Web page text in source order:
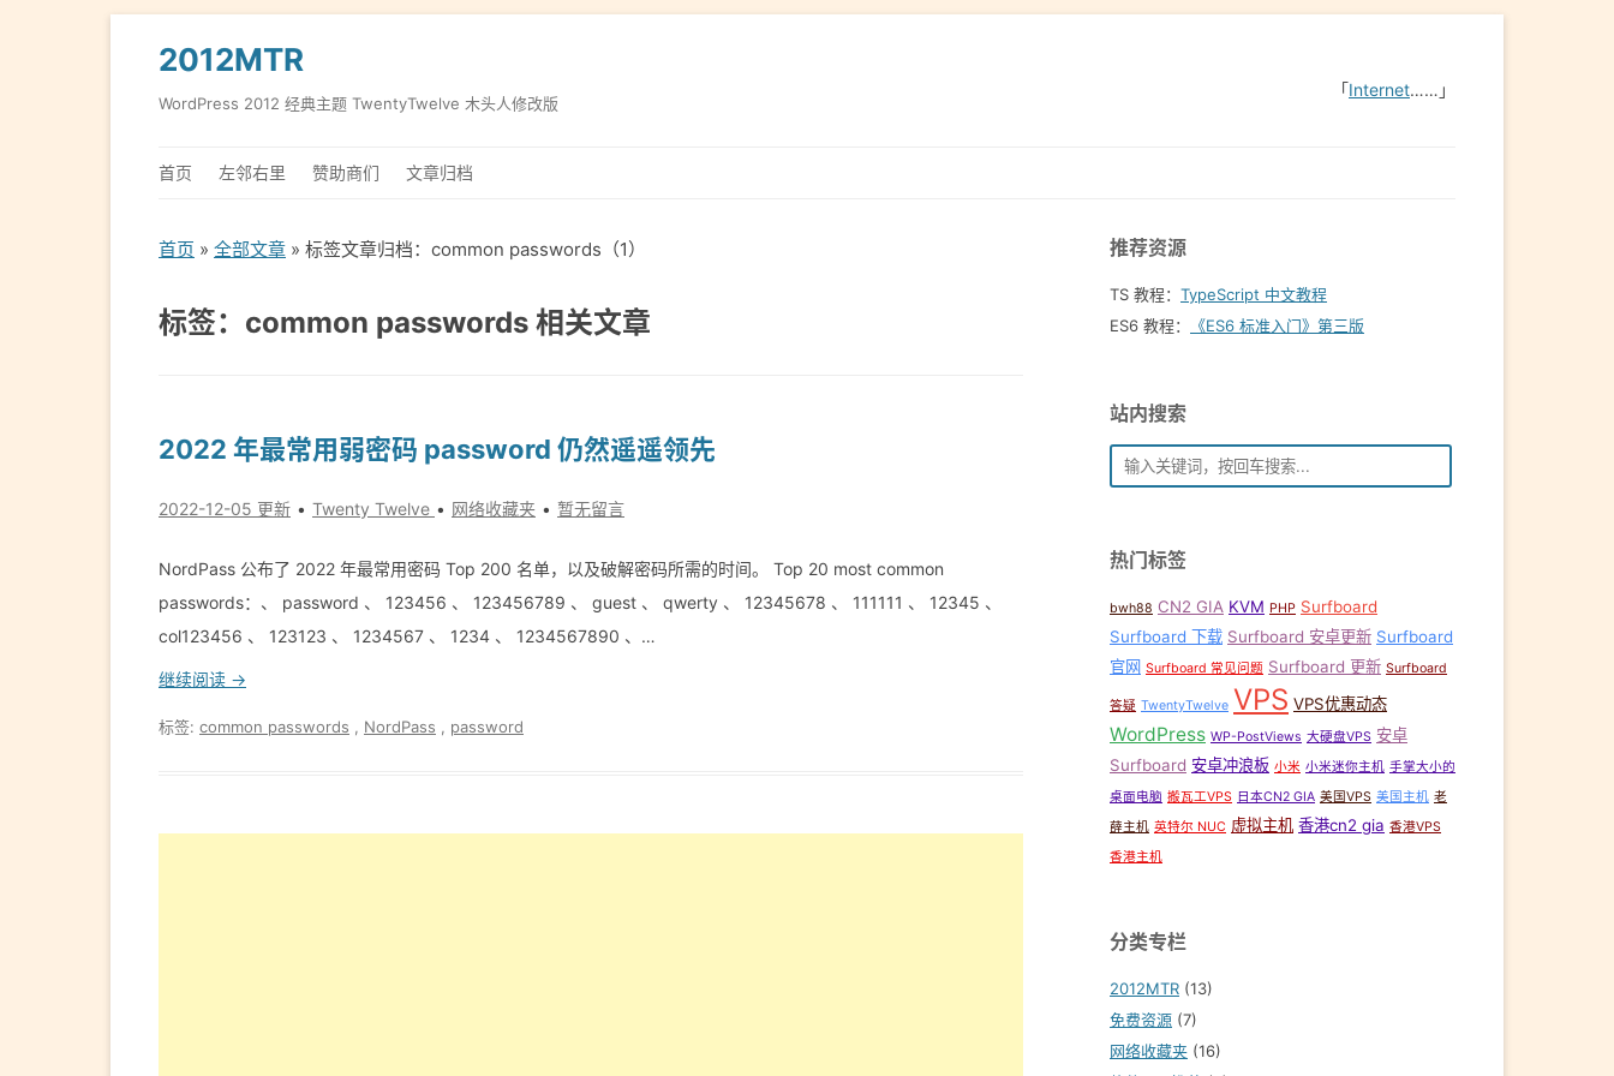
2012MTR
WordPress 2012 经典主题 TwentyTwelve 木头人修改版
「Internet……」
首页 左邻右里 赞助商们 文章归档
首页 » 全部文章 » 标签文章归档：common passwords（1）
标签：common passwords 相关文章
2022 年最常用弱密码 password 仍然遥遥领先
2022-12-05 更新 Twenty Twelve 网络收藏夹 暂无留言
NordPass 公布了 2022 年最常用密码 Top 200 名单，以及破解密码所需的时间。 Top 20 most common
passwords：、 password 、 123456 、 123456789 、 guest 、 qwerty 、 12345678 、 111111 、 12345 、
col123456 、 123123 、 1234567 、 1234 、 1234567890 、…
继续阅读 →
标签: common passwords NordPass password
推荐资源
TS 教程： TypeScript 中文教程
ES6 教程：
《ES6 标准入门》第三版
站内搜索
热门标签
bwh88 CN2 GIA KVM PHP Surfboard
Surfboard 下载 Surfboard 安卓更新 Surfboard
官网 Surfboard 常见问题 Surfboard 更新 Surfboard
答疑 TwentyTwelve VPS VPS优惠动态
WordPress WP-PostViews 大硬盘VPS 安卓
Surfboard 安卓冲浪板 小米 小米迷你主机 手掌大小的
桌面电脑 搬瓦工VPS 日本CN2 GIA 美国VPS 美国主机 老
薛主机 英特尔 NUC 虚拟主机 香港cn2 gia 香港VPS
香港主机
分类专栏
2012MTR (13)
免费资源 (7)
网络收藏夹 (16)